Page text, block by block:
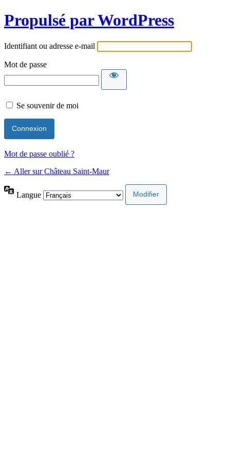
Propulsé par WordPress
Identifiant ou adresse e-mail
Mot de passe
Se souvenir de moi
Mot de passe oublié ?
← Aller sur Château Saint-Maur
Langue